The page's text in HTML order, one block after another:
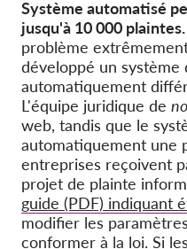
Système automatisé
jusqu'à 10 000 plaintes.
problème
développé un système
automatiquement
L'équipe juridique de
web, tandis que le
automatiquement une
entreprises reçoivent
projet de plainte
guide (PDF) indiquant
modifier les
conformer à la loi. Si